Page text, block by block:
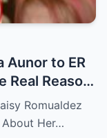
Aunor to ER
Real Reason
Romualdez
Her…